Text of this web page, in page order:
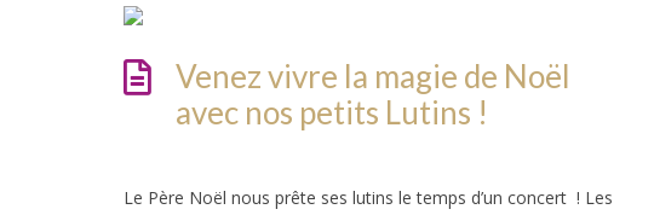
Venez vivre la magie de Noël
avec nos petits Lutins !
Le Père Noël nous prête ses lutins le temps d’un concert ! Les